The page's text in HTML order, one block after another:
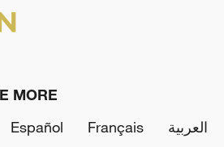
MORE
Español Français العربية